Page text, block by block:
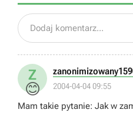
Dodaj komentarz...
Z
😊 2004-04-04 09:55
Mam takie pytanie: Jak w